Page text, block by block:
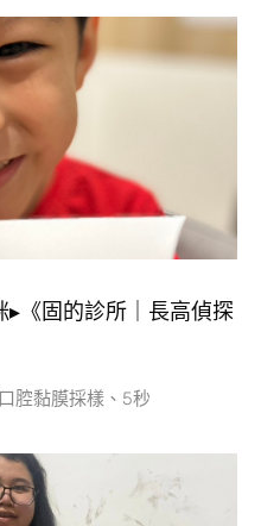
▸《固的診所｜長高偵探
腔黏膜採樣、5秒